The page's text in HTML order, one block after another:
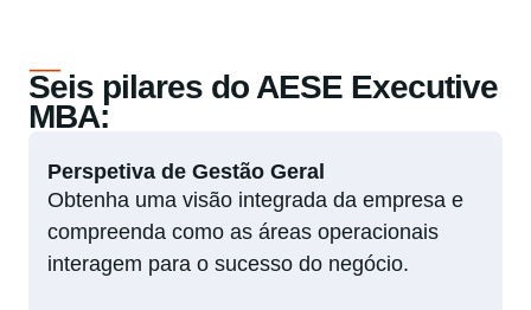
Seis pilares do AESE Executive
MBA:
Perspetiva de Gestão Geral
Obtenha uma visão integrada da empresa e
compreenda como as áreas operacionais
interagem para o sucesso do negócio.